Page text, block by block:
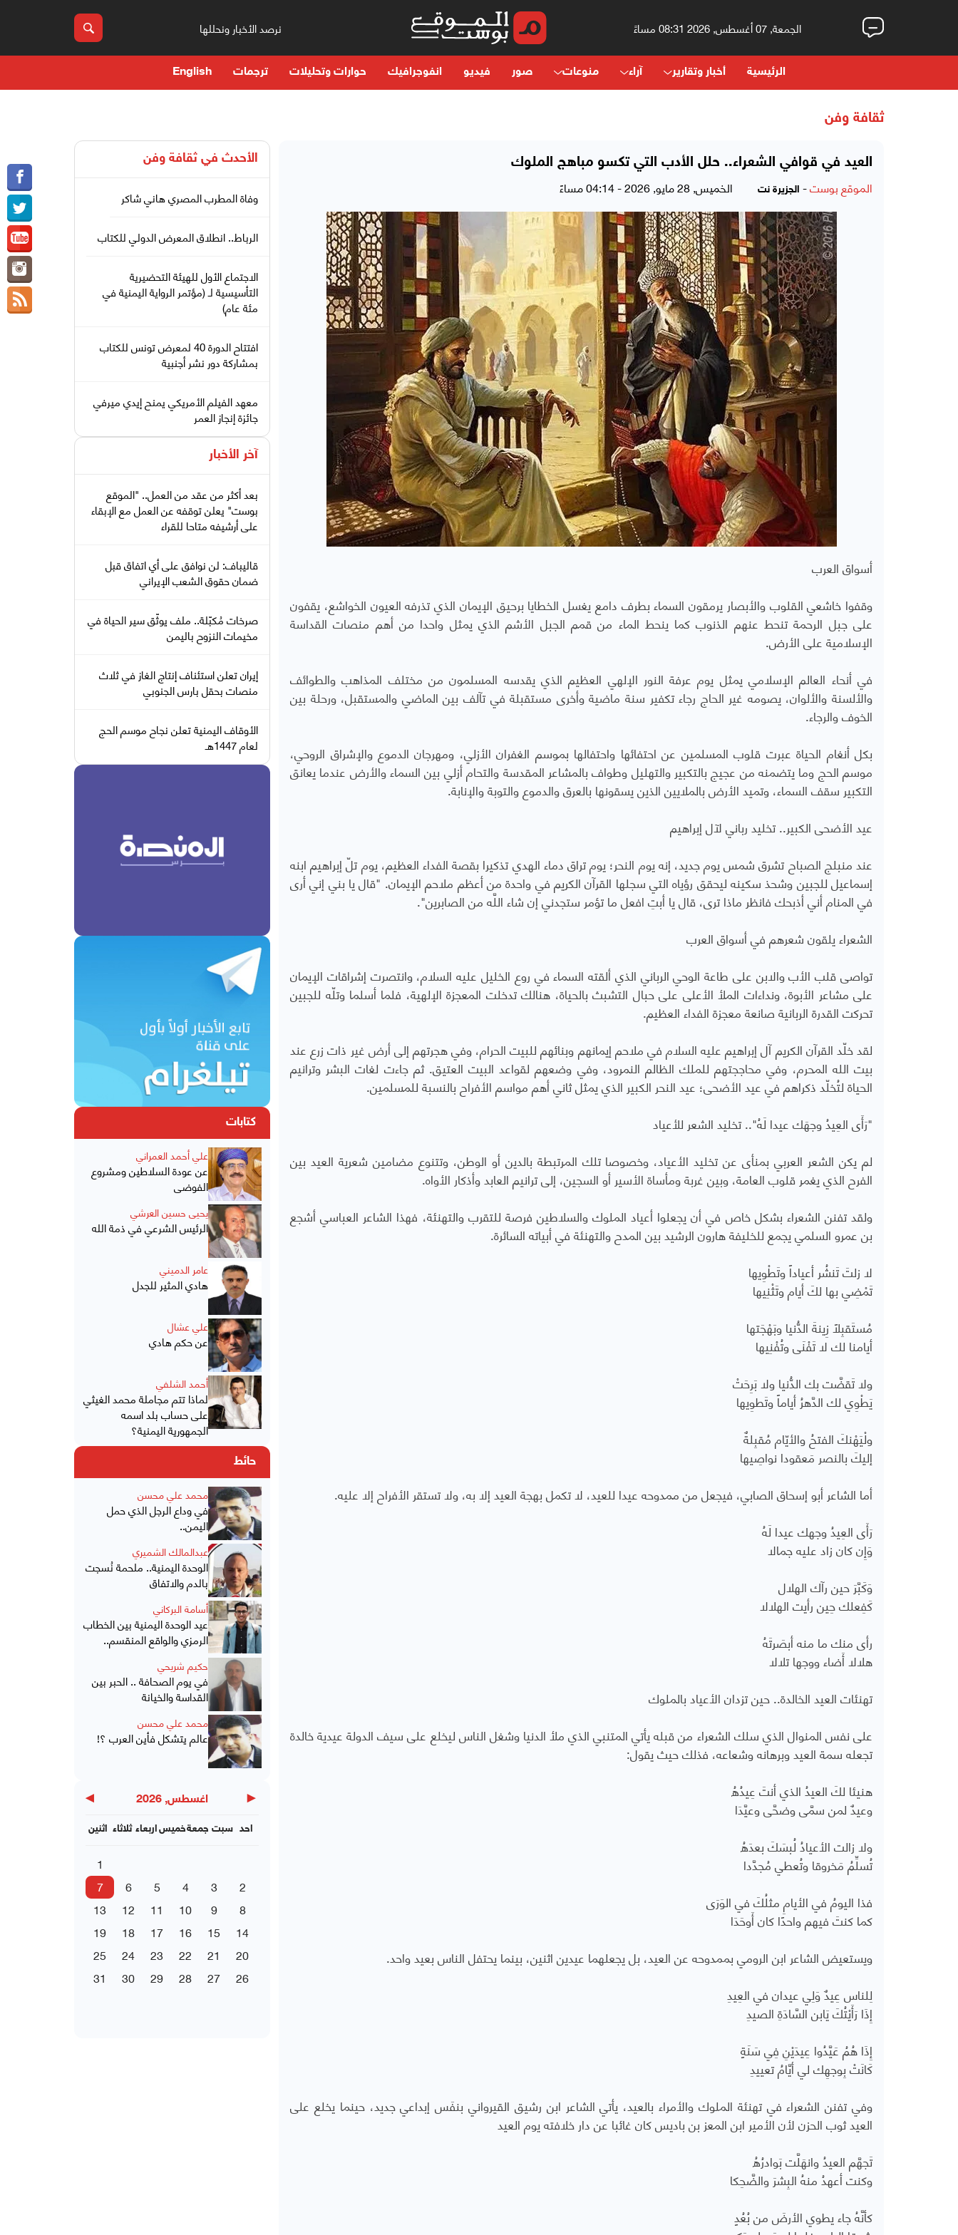
الجمعة, 07 أغسطس, 2026 08:31 مساءً نرصد الأخبار ونحللها
الرئيسية أخبار وتقارير آراء منوعات صور فيديو انفوجرافيك حوارات وتحليلات ترجمات English
ثقافة وفن
العيد في قوافي الشعراء.. حلل الأدب التي تكسو مباهج الملوك
الموقع بوست- الجزيرة نت الخميس, 28 مايو, 2026 - 04:14 مساءً
أسواق العرب
وقفوا خاشعي القلوب والأبصار يرمقون السماء بطرف دامع يغسل الخطايا برحيق الإيمان الذي تذرفه العيون الخواشع، يقفون
على جبل الرحمة تنحط عنهم الذنوب كما ينحط الماء من قمم الجبل الأشم الذي يمثل واحدا من أهم منصات القداسة
الإسلامية على الأرض.
في أنحاء العالم الإسلامي يمثل يوم عرفة النور الإلهي العظيم الذي يقدسه المسلمون من مختلف المذاهب والطوائف
والألسنة والألوان، يصومه غير الحاج رجاء تكفير سنة ماضية وأخرى مستقبلة في تآلف بين الماضي والمستقبل، ورحلة بين
الخوف والرجاء.
بكل أنغام الحياة عبرت قلوب المسلمين عن احتفائها واحتفالها بموسم الغفران الأزلي، ومهرجان الدموع والإشراق الروحي،
موسم الحج وما يتضمنه من عجيج بالتكبير والتهليل وطواف بالمشاعر المقدسة والتحام أزلي بين السماء والأرض عندما يعانق
التكبير سقف السماء، وتميد الأرض بالملايين الذين يسقونها بالعرق والدموع والتوبة والإنابة.
عيد الأضحى الكبير.. تخليد رباني لآل إبراهيم
عند منبلج الصباح تشرق شمس يوم جديد، إنه يوم النحر؛ يوم تراق دماء الهدي تذكيرا بقصة الفداء العظيم، يوم تلّ إبراهيم ابنه
إسماعيل للجبين وشحذ سكينه ليحقق رؤياه التي سجلها القرآن الكريم في واحدة من أعظم ملاحم الإيمان. "قال يا بني إني أرى
في المنام أني أذبحك فانظر ماذا ترى، قال يا أبتِ افعل ما تؤمر ستجدني إن شاء اللَّه من الصابرين".
الشعراء يلقون شعرهم في أسواق العرب
تواصى قلب الأب والابن على طاعة الوحي الرباني الذي ألقته السماء في روع الخليل عليه السلام، وانتصرت إشراقات الإيمان
على مشاعر الأبوة، ونداءات الملأ الأعلى على حبال التشبث بالحياة، هنالك تدخلت المعجزة الإلهية، فلما أسلما وتلّه للجبين
تحركت القدرة الربانية صانعة معجزة الفداء العظيم.
لقد خلّد القرآن الكريم آل إبراهيم عليه السلام في ملاحم إيمانهم وبنائهم للبيت الحرام، وفي هجرتهم إلى أرض غير ذات زرع عند
بيت الله المحرم، وفي محاججتهم للملك الظالم النمرود، وفي وضعهم لقواعد البيت العتيق. ثم جاءت لغات البشر وترانيم
الحياة لتُخلّد ذكراهم في عيد الأضحى؛ عيد النحر الكبير الذي يمثل ثاني أهم مواسم الأفراح بالنسبة للمسلمين.
"رَأَى العِيدُ وجهَك عيدا لَهُ".. تخليد الشعر للأعياد
لم يكن الشعر العربي بمنأى عن تخليد الأعياد، وخصوصا تلك المرتبطة بالدين أو الوطن، وتتنوع مضامين شعرية العيد بين
الفرح الذي يغمر قلوب العامة، وبين غربة ومأساة الأسير أو السجين، إلى ترانيم العابد وأذكار الأواه.
ولقد تفنن الشعراء بشكل خاص في أن يجعلوا أعياد الملوك والسلاطين فرصة للتقرب والتهنئة، فهذا الشاعر العباسي أشجع
بن عمرو السلمي يجمع للخليفة هارون الرشيد بين المدح والتهنئة في أبياته السائرة.
لا زلتَ تَنشُر أعياداً وتَطْوِيها
تَمْضِي بها لكَ أيام وتَثْنِيها
مُستَقبِلاً زِينةَ الدُّنيا وبَهْجَتها
أيامنا لك لا تَفْنَى وتُفْنِيها
ولا تَقضَّت بك الدُّنيا ولا بَرِحَتْ
يَطْوِي لك الدَّهرُ أياماً وتَطوِيها
ولْيَهْنكَ الفتحُ والأيّام مُقبِلةٌ
إليكَ بالنصر مَعقودا نواصِيها
أما الشاعر أبو إسحاق الصابي، فيجعل من ممدوحه عيدا للعيد، لا تكمل بهجة العيد إلا به، ولا تستقر الأفراح إلا عليه.
رَأَى العِيدُ وجهك عيدا لَهُ
وَإِن كان زاد عليه جمالا
وَكَبَّرَ حين رآك الهلال
كَفِعلك حِين رأيت الهلالا
رأى منك ما منه أبصَرتَهُ
هلالا أَضاء ووجها تلالا
تهنئات العيد الخالدة.. حين تزدان الأعياد بالملوك
على نفس المنوال الذي سلك الشعراء من قبله يأتي المتنبي الذي ملأ الدنيا وشغل الناس ليخلع على سيف الدولة عيدية خالدة
تجعله سمة العيد وبرهانه وشعاعه، فذلك حيث يقول:
هنيئا لكَ العيدُ الذي أنتَ عِيدُهُ
وعيدٌ لمن سمَّى وضحَّى وعيَّدَا
ولا زالت الأعيادُ لُبسَكَ بعدَهُ
تُسلِّمُ مَخروقا وتُعطي مُجدَّدا
فذا اليومُ في الأيامِ مثلُكَ في الوَرَى
كما كنتَ فيهم واحدًا كان أَوحَدَا
ويستعيض الشاعر ابن الرومي بممدوحه عن العيد، بل يجعلهما عيدين اثنين، بينما يحتفل الناس بعيد واحد.
لِلناس عِيدٌ وَلِي عيدان في العِيدِ
إِذَا رَأَيْتُكَ يَابن السَّادَةِ الصيدِ
إِذَا هُمُ عَيَّدُوا عِيدَيْنِ فِي سَنَةٍ
كَانَتْ بِوجهِك لي أيَّامُ تعييدِ
وفي تفنن الشعراء في تهنئة الملوك والأمراء بالعيد، يأتي الشاعر ابن رشيق القيرواني بنفَس إبداعي جديد، حينما يخلع على
العيد ثوب الحزن لأن الأمير ابن المعز بن باديس كان غائبا عن دار خلافته يوم العيد
تَجهَّم العيدُ وانهَلَّت بَوادرُهُ
وكنت أعهدُ منهُ البِشرَ والضَّحِكا
كأنَّهُ جاء يطوي الأرضَ من بُعُدٍ
الأحدث في ثقافة وفن
وفاة المطرب المصري هاني شاكر
الرباط.. انطلاق المعرض الدولي للكتاب
الاجتماع الأول للهيئة التحضيرية
التأسيسية لـ (مؤتمر الرواية اليمنية في
مئة عام)
افتتاح الدورة 40 لمعرض تونس للكتاب
بمشاركة دور نشر أجنبية
معهد الفيلم الأمريكي يمنح إيدي ميرفي
جائزة إنجاز العمر
آخر الأخبار
بعد أكثر من عقد من العمل.. "الموقع
بوست" يعلن توقفه عن العمل مع الإبقاء
على أرشيفه متاحا للقراء
قاليباف: لن نوافق على أي اتفاق قبل
ضمان حقوق الشعب الإيراني
صرخات مُكبّلة.. ملف يوثّق سير الحياة في
مخيمات النزوح باليمن
إيران تعلن استئناف إنتاج الغاز في ثلاث
منصات بحقل بارس الجنوبي
الأوقاف اليمنية تعلن نجاح موسم الحج
لعام 1447هـ
كتابات
علي أحمد العمراني
عن عودة السلاطين ومشروع
الفوضى
يحيى حسين العرشي
الرئيس الشرعي في ذمة الله
عامر الدميني
هادي المثير للجدل
علي عشال
عن حكم هادي
أحمد الشلفي
لماذا تتم مجاملة محمد الغيثي
على حساب بلد اسمه
الجمهورية اليمنية؟
حائط
محمد علي محسن
في وداع الرجل الذي حمل
اليمن..
عبدالمالك الشميري
الوحدة اليمنية.. ملحمة نُسجت
بالدم والاتفاق
أسامة البركاني
عيد الوحدة اليمنية بين الخطاب
الرمزي والواقع المنقسم..
حكيم شريحي
في يوم الصحافة .. الحبر بين
القداسة والخيانة
محمد علي محسن
عالم يتشكل فأين العرب ؟!
◀ اغسطس, 2026 ▶
اثنين ثلاثاء اربعاءخميسجمعة سبت احد
1
2
3
4
5
6
7
8
9
10
11
12
13
14
15
16
17
18
19
20
21
22
23
24
25
26
27
28
29
30
31